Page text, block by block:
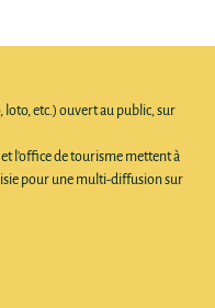
etc.) ouvert au public, sur
l'office de tourisme mettent à
pour une multi-diffusion sur